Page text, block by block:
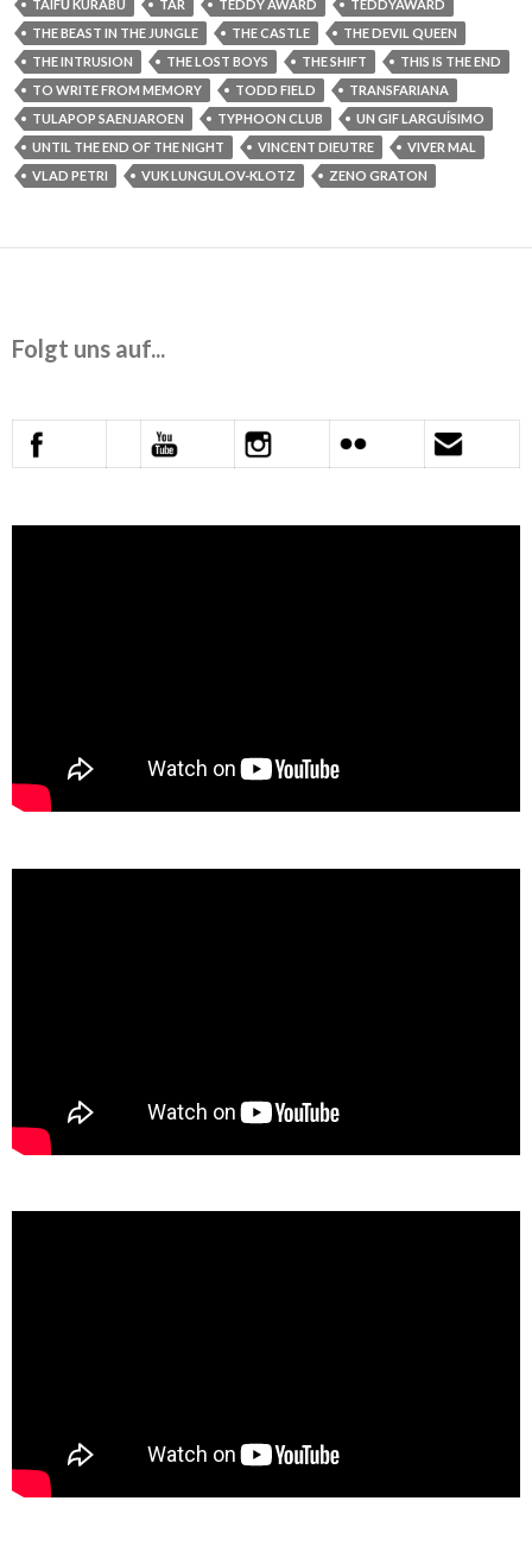
TAIFŪ KURABU TÁR TEDDY AWARD
TEDDYAWARD
THE BEAST IN THE JUNGLE
THE CASTLE
THE DEVIL QUEEN
THE INTRUSION
THE LOST BOYS THE SHIFT
THIS IS THE END
TO WRITE FROM MEMORY
TODD FIELD
TRANSFARIANA
TULAPOP SAENJAROEN
TYPHOON CLUB
UN GIF LARGUÍSIMO
UNTIL THE END OF THE NIGHT
VINCENT DIEUTRE
VIVER MAL
VLAD PETRI
VUK LUNGULOV-KLOTZ ZENO GRATON
Folgt uns auf...